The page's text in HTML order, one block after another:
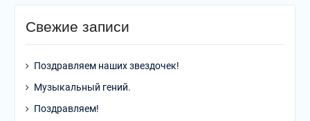
Свежие записи
Поздравляем наших звездочек!
Музыкальный гений.
Поздравляем!